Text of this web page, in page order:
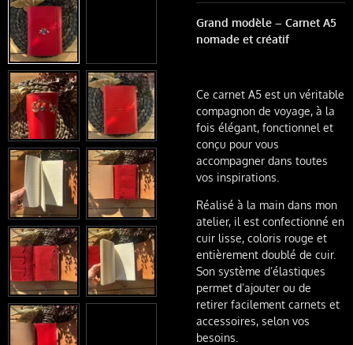
Grand modèle – Carnet A5
nomade et créatif
Ce carnet A5 est un véritable
compagnon de voyage, à la
fois élégant, fonctionnel et
conçu pour vous
accompagner dans toutes
vos inspirations.
Réalisé à la main dans mon
atelier, il est confectionné en
cuir lisse, coloris rouge et
entièrement doublé de cuir.
Son système d’élastiques
permet d’ajouter ou de
retirer facilement carnets et
accessoires, selon vos
besoins.